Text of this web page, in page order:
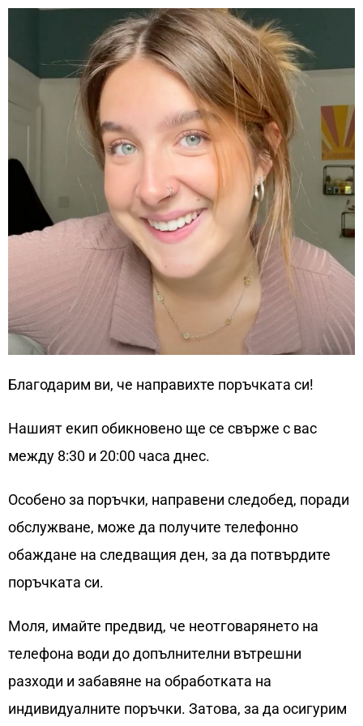
Благодарим ви, че направихте поръчката си!
Нашият екип обикновено ще се свърже с вас
между 8:30 и 20:00 часа днес.
Особено за поръчки, направени следобед, поради
обслужване, може да получите телефонно
обаждане на следващия ден, за да потвърдите
поръчката си.
Моля, имайте предвид, че неотговарянето на
телефона води до допълнителни вътрешни
разходи и забавяне на обработката на
индивидуалните поръчки. Затова, за да осигурим